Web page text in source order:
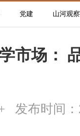
党建 山河观察
市场：
发布时间：